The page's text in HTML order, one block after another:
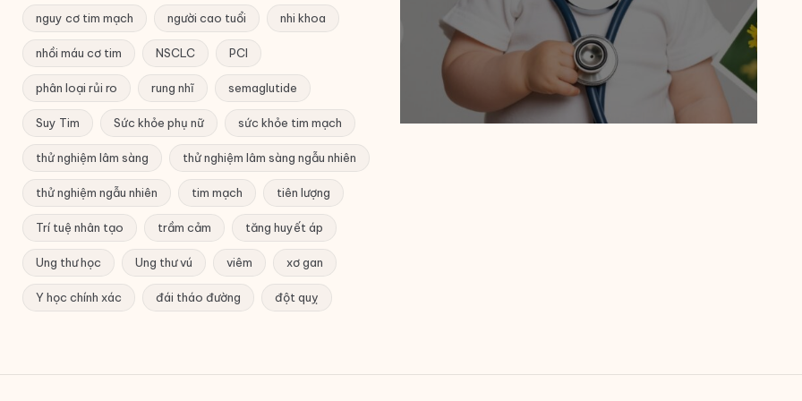
nguy cơ tim mạch người cao tuổi nhi khoa
nhồi máu cơ tim NSCLC PCI
phân loại rủi ro rung nhĩ semaglutide
Suy Tim Sức khỏe phụ nữ sức khỏe tim mạch
thử nghiệm lâm sàng thử nghiệm lâm sàng ngẫu nhiên
thử nghiệm ngẫu nhiên tim mạch tiên lượng
Trí tuệ nhân tạo trầm cảm tăng huyết áp
Ung thư học Ung thư vú viêm xơ gan
Y học chính xác đái tháo đường đột quỵ